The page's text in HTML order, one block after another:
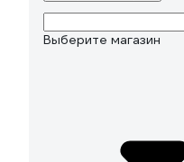
Выберите магазин